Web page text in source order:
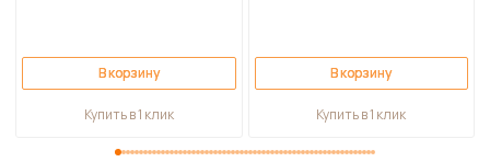
В корзину
Купить в 1 клик
В корзину
Купить в 1 клик